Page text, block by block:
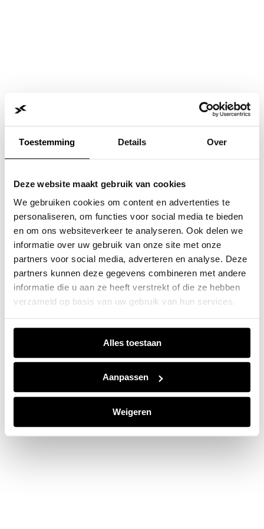
Toestemming Details Over
Deze website maakt gebruik van cookies
We gebruiken cookies om content en advertenties te
personaliseren, om functies voor social media te bieden
en om ons websiteverkeer te analyseren. Ook delen we
informatie over uw gebruik van onze site met onze
partners voor social media, adverteren en analyse. Deze
partners kunnen deze gegevens combineren met andere
informatie die u aan ze heeft verstrekt of die ze hebben
verzameld op basis van uw gebruik van hun services.
Alles toestaan
Aanpassen
Weigeren
Application error: a client-side exception has occurred while
loadingwww.jvk.nl(see the browser consolefor more
information).